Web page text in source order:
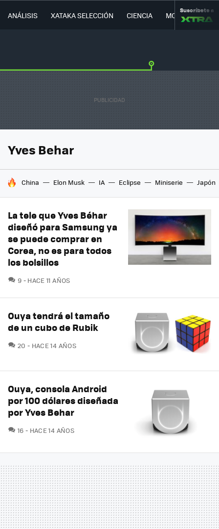
ANÁLISIS XATAKA SELECCIÓN CIENCIA MOVILIDAD
Suscríbete a
Yves Behar
HOY SE HABLA DE
China Elon Musk IA Eclipse Miniserie Japón
La tele que Yves Béhar
diseñó para Samsung ya
se puede comprar en
Corea, no es para todos
los bolsillos
9 COMENTARIOS
HACE 11 AÑOS
Ouya tendrá el tamaño
de un cubo de Rubik
20 COMENTARIOS
HACE 14 AÑOS
Ouya, consola Android
por 100 dólares diseñada
por Yves Behar
16 COMENTARIOS
HACE 14 AÑOS